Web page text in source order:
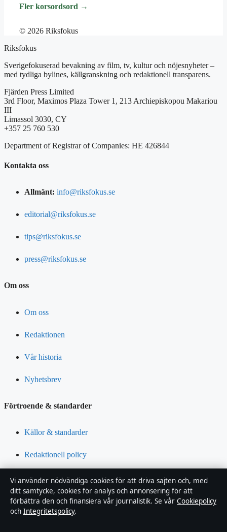
Fler korsordsord →
© 2026 Riksfokus
Riksfokus
Sverigefokuserad bevakning av film, tv, kultur och nöjesnyheter –
med tydliga bylines, källgranskning och redaktionell transparens.
Fjärden Press Limited
3rd Floor, Maximos Plaza Tower 1, 213 Archiepiskopou Makariou
III
Limassol 3030, CY
+357 25 760 530
Department of Registrar of Companies: HE 426844
Kontakta oss
Allmänt: info@riksfokus.se
editorial@riksfokus.se
tips@riksfokus.se
press@riksfokus.se
Om oss
Om oss
Redaktionen
Vår historia
Nyhetsbrev
Förtroende & standarder
Källor & standarder
Redaktionell policy
Rättelsepolicy
Tillgänglighetsredogörelse
Vi använder nödvändiga cookies för att driva sajten och, med
ditt samtycke, cookies för analys och annonsering för att
förbättra den och finansiera vår journalistik. Se vår Cookiepolicy
och Integritetspolicy.